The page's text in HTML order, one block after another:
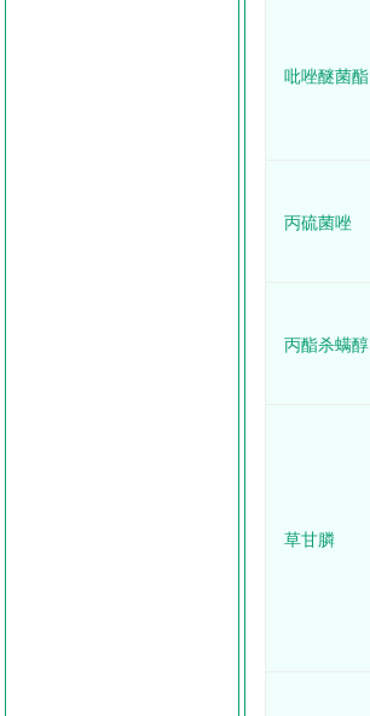
吡唑醚菌酯
丙硫菌唑
丙酯杀螨醇
草甘膦